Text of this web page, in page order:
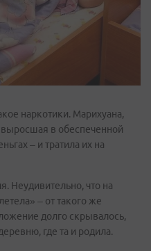
наркотики. Марихуана,
в обеспеченной
– и тратила их на
Неудивительно, что на
– от такого же
долго скрывалось,
где та и родила.